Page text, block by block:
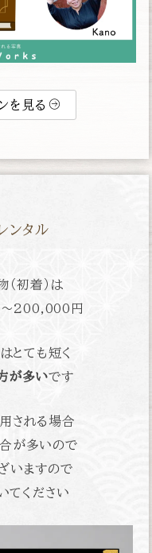
を見る
ンタル
初着）は
200,000円
とても短く
が多いです
される場合
が多いので
いますので
てください